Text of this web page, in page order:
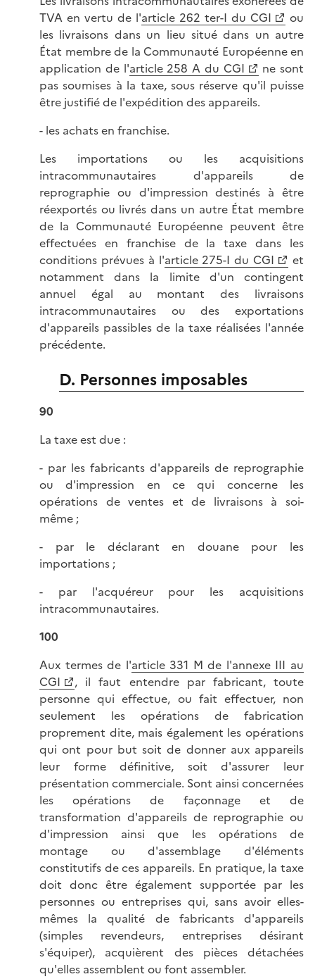
TVA en vertu de l'article 262 ter-I du CGI
ou
les livraisons dans un lieu situé dans un autre
État membre de la Communauté Européenne en
application de l'article 258 A du CGI
ne sont
pas soumises à la taxe, sous réserve qu'il puisse
être justifié de l'expédition des appareils.
- les achats en franchise.
Les importations ou les acquisitions
intracommunautaires d'appareils de
reprographie ou d'impression destinés à être
réexportés ou livrés dans un autre État membre
de la Communauté Européenne peuvent être
effectuées en franchise de la taxe dans les
conditions prévues à l'article 275-I du CGI
et
notamment dans la limite d'un contingent
annuel égal au montant des livraisons
intracommunautaires ou des exportations
d'appareils passibles de la taxe réalisées l'année
précédente.
D. Personnes imposables
90
La taxe est due :
- par les fabricants d'appareils de reprographie
ou d'impression en ce qui concerne les
opérations de ventes et de livraisons à soi-
même ;
- par le déclarant en douane pour les
importations ;
- par l'acquéreur pour les acquisitions
intracommunautaires.
100
Aux termes de l'article 331 M de l'annexe III au
CGI
, il faut entendre par fabricant, toute
personne qui effectue, ou fait effectuer, non
seulement les opérations de fabrication
proprement dite, mais également les opérations
qui ont pour but soit de donner aux appareils
leur forme définitive, soit d'assurer leur
présentation commerciale. Sont ainsi concernées
les opérations de façonnage et de
transformation d'appareils de reprographie ou
d'impression ainsi que les opérations de
montage ou d'assemblage d'éléments
constitutifs de ces appareils. En pratique, la taxe
doit donc être également supportée par les
personnes ou entreprises qui, sans avoir elles-
mêmes la qualité de fabricants d'appareils
(simples revendeurs, entreprises désirant
s'équiper), acquièrent des pièces détachées
qu'elles assemblent ou font assembler.